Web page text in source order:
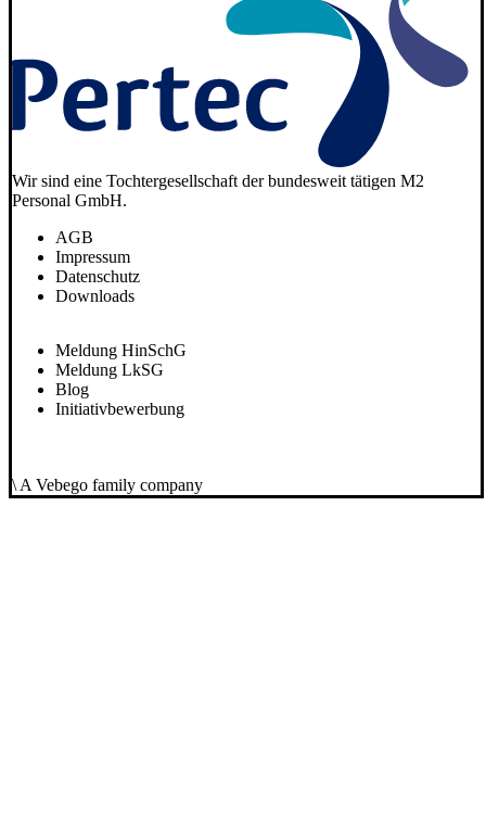
Wir sind eine Tochtergesellschaft der bundesweit tätigen M2
Personal GmbH.
AGB
Impressum
Datenschutz
Downloads
Meldung HinSchG
Meldung LkSG
Blog
Initiativbewerbung
\ A Vebego family company